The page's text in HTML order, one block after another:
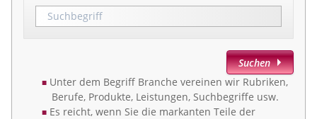
Suchen
Unter dem Begriff Branche vereinen wir Rubriken,
Berufe, Produkte, Leistungen, Suchbegriffe usw.
Es reicht, wenn Sie die markanten Teile der